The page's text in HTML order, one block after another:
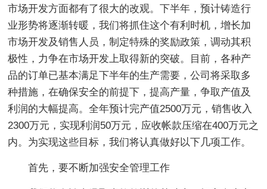
市场开发方面都有了很大的改观。下半年，预计铸造行
业形势将逐渐转暖，我们将抓住这个有利时机，增长加
市场开发及销售人员，制定特殊的奖励政策，调动其积
极性，力争在市场开发上取得新的突破。目前，各种产
品的订单已基本满足下半年的生产需要，公司将采取多
种措施，在确保安全的前提下，提高产量，争取产值及
利润的大幅提高。全年预计完产值2500万元，销售收入
2300万元，实现利润50万元，应收帐款压缩在400万元之
内。为实现这些目标，我们将认真做好以下几项工作。
首先，要不断加强安全管理工作